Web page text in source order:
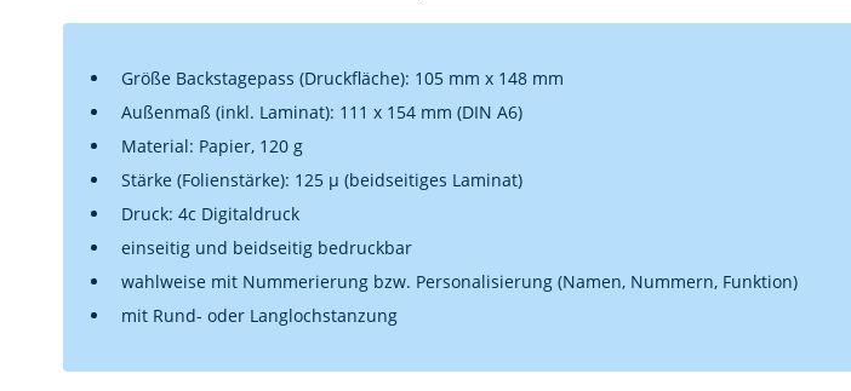
Größe Backstagepass (Druckfläche): 105 mm x 148 mm
Außenmaß (inkl. Laminat): 111 x 154 mm (DIN A6)
Material: Papier, 120 g
Stärke (Folienstärke): 125 µ (beidseitiges Laminat)
Druck: 4c Digitaldruck
einseitig und beidseitig bedruckbar
wahlweise mit Nummerierung bzw. Personalisierung (Namen, Nummern, Funktion)
mit Rund- oder Langlochstanzung